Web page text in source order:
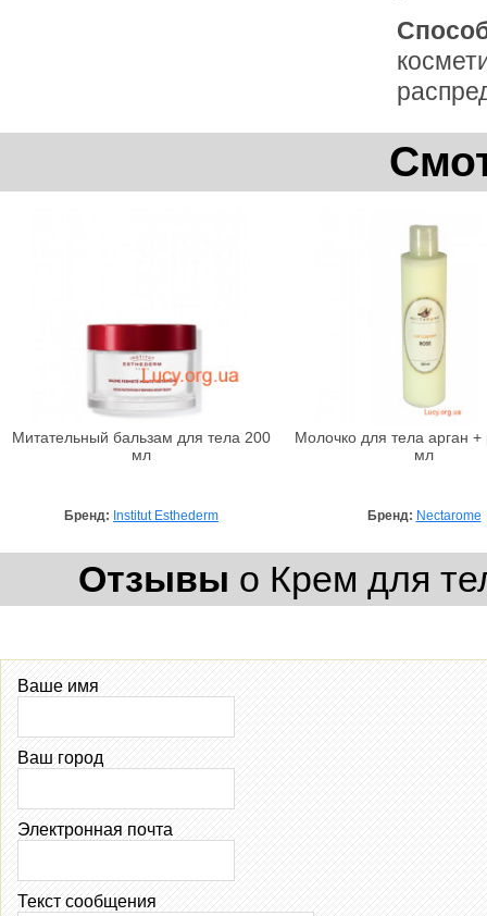
Mитательный бальзам для тела 200
мл
Бренд: Institut Esthederm
Молочко для тела арган +
мл
Бренд: Nectarome
Отзывы о Крем для
Ваше имя
Ваш город
Электронная почта
Текст сообщения